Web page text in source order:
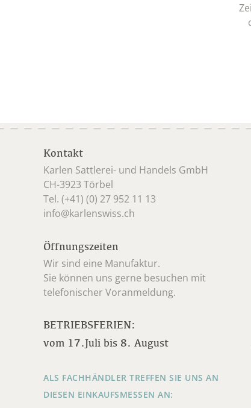
Kontakt
Karlen Sattlerei- und Handels GmbH
CH-3923 Törbel
Tel. (+41) (0) 27 952 11 13
info@karlenswiss.ch
Öffnungszeiten
Wir sind eine Manufaktur.
Sie können uns gerne besuchen mit
telefonischer Voranmeldung.
BETRIEBSFERIEN:
vom 17.Juli bis 8. August
ALS FACHHÄNDLER TREFFEN SIE UNS AN
DIESEN EINKAUFSMESSEN AN: